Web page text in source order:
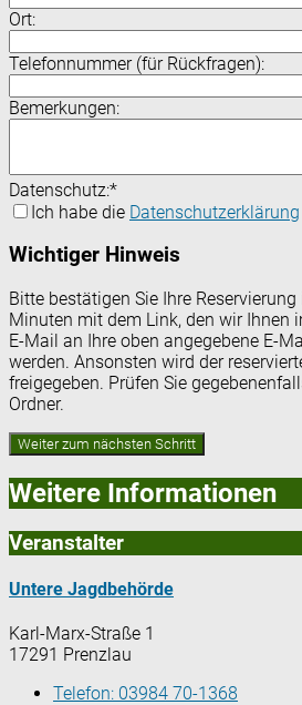
Ort:
Telefonnummer (für Rückfragen):
Bemerkungen:
Datenschutz:*
Ich habe die Datenschutzerklärung
Wichtiger Hinweis
Bitte bestätigen Sie Ihre
Minuten mit dem Link, den wir Ihnen
E-Mail an Ihre oben angegebene E-
werden. Ansonsten wird der
freigegeben. Prüfen Sie
Ordner.
Weitere Informationen
Veranstalter
Untere Jagdbehörde
Karl-Marx-Straße 1
17291 Prenzlau
Telefon: 03984 70-1368